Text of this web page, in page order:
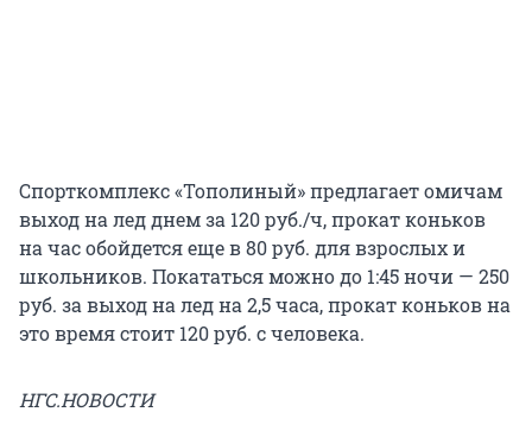
Спорткомплекс «Тополиный» предлагает омичам
выход на лед днем за 120 руб./ч, прокат коньков
на час обойдется еще в 80 руб. для взрослых и
школьников. Покататься можно до 1:45 ночи — 250
руб. за выход на лед на 2,5 часа, прокат коньков на
это время стоит 120 руб. с человека.
НГС.НОВОСТИ